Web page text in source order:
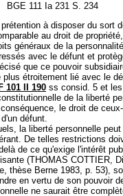
BGE 111 Ia 231 S. 234
à disposer du sort
au droit de
généraux de la
avec le défunt et
que ce pouvoir
étroitement lié avec le
101 II 190 ss consid. 5 et
de la liberté
le droit de
défunt.
la liberté personnelle
De telles restrictions
de ce qu'exige l'intérêt
(THOMAS COTTIER,
thèse Berne 1983, p. 53),
en vertu de son pouvoir
ne saurait être